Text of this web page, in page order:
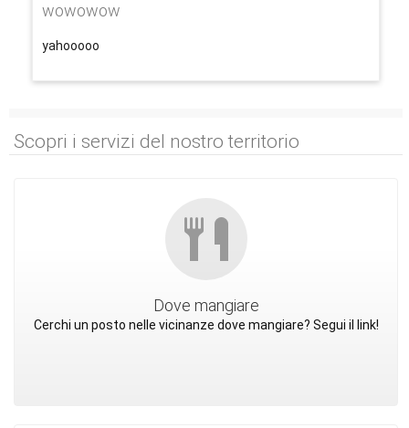
wowowow
yahooooo
Scopri i servizi del nostro territorio
Dove mangiare
Cerchi un posto nelle vicinanze dove mangiare? Segui il link!